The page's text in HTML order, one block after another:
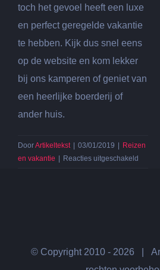
toch het gevoel heeft een luxe
en perfect geregelde vakantie
te hebben. Kijk dus snel eens
op de website en kom lekker
bij ons kamperen of geniet van
een heerlijke boerderij of
ander huis.
DoorArtikeltekst | 03/01/2019 | Reizen
en vakantie | Reacties uitgeschakeld
najaar
© Copyright 2010 - 2026 |